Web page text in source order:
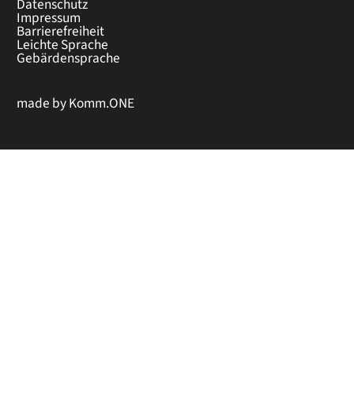
Datenschutz
Impressum
Barrierefreiheit
Leichte Sprache
Gebärdensprache
made byKomm.ONE